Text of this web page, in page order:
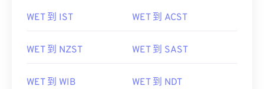
WET 到 IST WET 到 ACST
WET 到 NZST WET 到 SAST
WET 到 WIB WET 到 NDT